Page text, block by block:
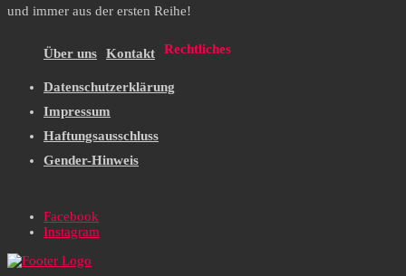
und immer aus der ersten Reihe!
Über uns Kontakt Rechtliches
Datenschutzerklärung
Impressum
Haftungsausschluss
Gender-Hinweis
Facebook
Instagram